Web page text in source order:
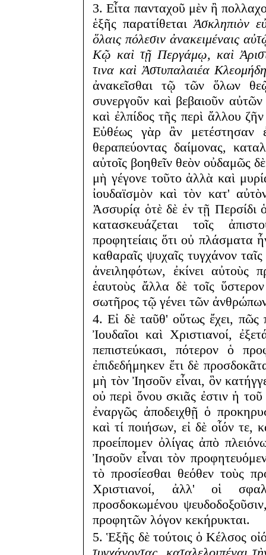
3. Εἶτα πανταχοῦ μὲν ἢ
ἑξῆς παρατίθεταιἈσκληπιὸν
ὅλαις πόλεσιν ἀνακειμέναις
Κῷ καὶ τῇ Περγάμῳ, καὶ
τινα καὶ Ἀστυπαλαιέα
ἀνακεῖσθαι τῷ τῶν ὅλων
συνεργοῦν καὶ βεβαιοῦν
καὶ ἐλπίδος τῆς περὶ ἄλλου
Εὐθέως γὰρ ἂν μετέστησαν
θεραπεύοντας δαίμονας,
αὐτοῖς βοηθεῖν θεὸν οὐδαμῶς
μὴ γέγονε τοῦτο ἀλλὰ καὶ
ἰουδαϊσμὸν καὶ τὸν κατ'
Ἀσσυρίᾳ ὁτὲ δὲ ἐν τῇ Περσίδι
κατασκευάζεται τοῖς
προφητείαις ὅτι οὐ πλάσματα
καθαραῖς ψυχαῖς τυγχάνον
ἀνειληφότων, ἐκίνει αὐτοὺς
ἑαυτοὺς ἄλλα δὲ τοῖς
σωτῆρος τῷ γένει τῶν
4. Εἰ δὲ ταῦθ' οὕτως ἔχει, πῶς
Ἰουδαῖοι καὶ Χριστιανοί,
πεπιστεύκασι, πότερον ὁ
ἐπιδεδήμηκεν ἔτι δὲ
μὴ τὸν Ἰησοῦν εἶναι, ὃν
οὐ περὶ ὄνου σκιᾶς ἐστιν ἡ
ἐναργῶς ἀποδειχθῇ ὁ
καὶ τί ποιήσων, εἰ δὲ οἷόν τε,
προείπομεν ὀλίγας ἀπὸ
Ἰησοῦν εἶναι τὸν
τὸ προσίεσθαι θεόθεν τοὺς
Χριστιανοί, ἀλλ' οἱ
προσδοκωμένου
προφητῶν λόγον κεκήρυκται.
5. Ἑξῆς δὲ τούτοις ὁ Κέλσος